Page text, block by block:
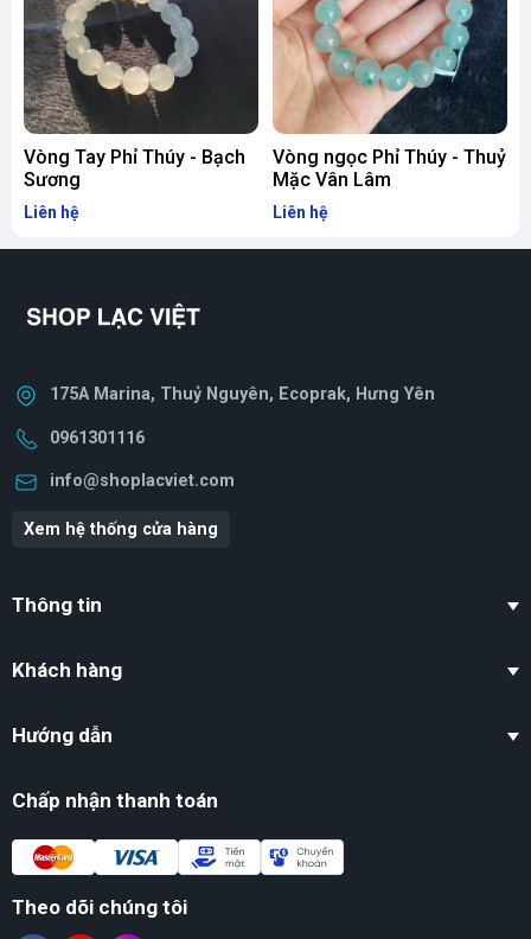
Vòng Tay Phỉ Thúy - Bạch
Sương
Liên hệ
Vòng ngọc Phỉ Thúy - Thuỷ
Mặc Vân Lâm
Liên hệ
175A Marina, Thuỷ Nguyên, Ecoprak, Hưng Yên
0961301116
info@shoplacviet.com
Xem hệ thống cửa hàng
Thông tin
Khách hàng
Hướng dẫn
Chấp nhận thanh toán
Theo dõi chúng tôi